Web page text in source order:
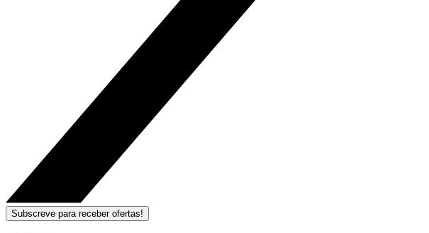
Subscreve para receber ofertas!